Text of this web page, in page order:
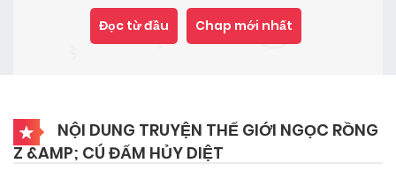
Đọc từ đầu Chap mới nhất
NỘI DUNG TRUYỆN THẾ GIỚI NGỌC RỒNG
Z &AMP; CÚ ĐẤM HỦY DIỆT